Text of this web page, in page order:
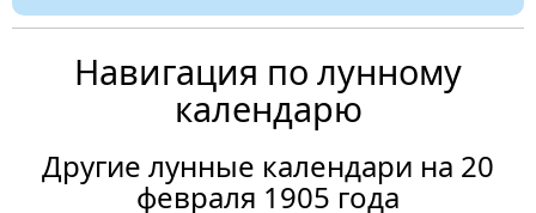
Навигация по лунному
календарю
Другие лунные календари на 20
февраля 1905 года